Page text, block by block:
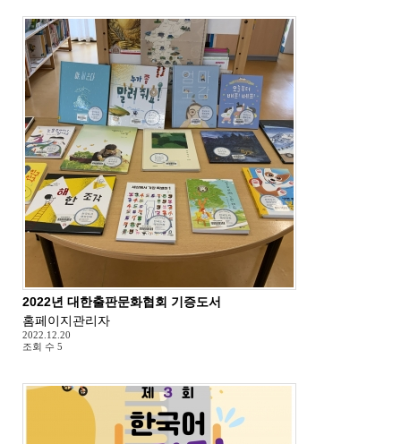
2022년 대한출판문화협회 기증도서
홈페이지관리자
2022.12.20
조회 수 5